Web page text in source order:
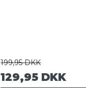
199,95 DKK
129,95 DKK